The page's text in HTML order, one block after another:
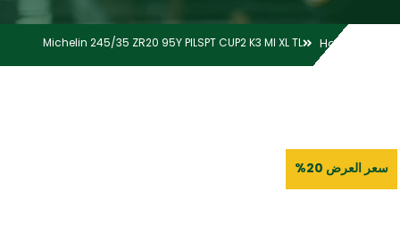
Home
Michelin 245/35 ZR20 95Y PILSPT CUP2 K3 MI XL TL
سعر العرض 20%